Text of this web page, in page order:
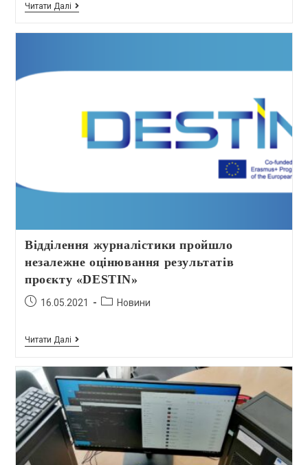
Читати Далі
Відділення журналістики пройшло
незалежне оцінювання результатів
проєкту «DESTIN»
16.05.2021 Новини
Читати Далі